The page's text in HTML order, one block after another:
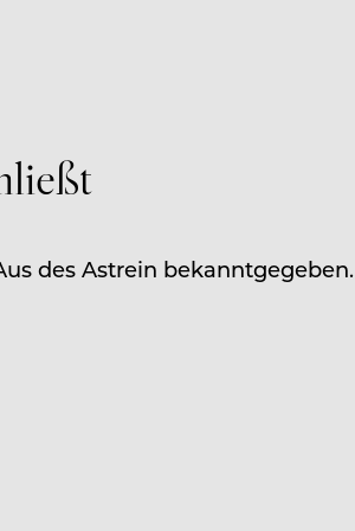
des Astrein bekanntgegeben.